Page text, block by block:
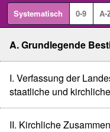
Systematisch 0-9 A-
A. Grundlegende
I. Verfassung der
staatliche und
II. Kirchliche